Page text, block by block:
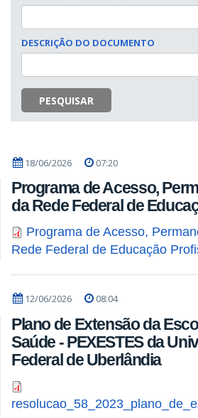
DESCRIÇÃO DO DOCUMENTO
PESQUISAR
18/06/2026 07:20
Programa de Acesso,
da Rede Federal de
Programa de Acesso,
Rede Federal de Educação
12/06/2026 08:04
Plano de Extensão da
Saúde - PEXESTES da
Federal de Uberlândia